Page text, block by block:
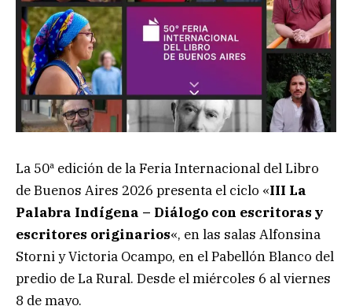
La 50ª edición de la Feria Internacional del Libro
de Buenos Aires 2026 presenta el ciclo «III La
Palabra Indígena – Diálogo con escritoras y
escritores originarios«, en las salas Alfonsina
Storni y Victoria Ocampo, en el Pabellón Blanco del
predio de La Rural. Desde el miércoles 6 al viernes
8 de mayo.